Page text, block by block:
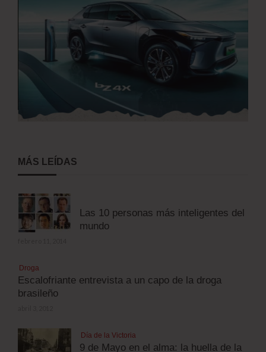
MÁS LEÍDAS
Las 10 personas más inteligentes del
mundo
Droga
Escalofriante entrevista a un capo de la droga
brasileño
Día de la Victoria
9 de Mayo en el alma: la huella de la